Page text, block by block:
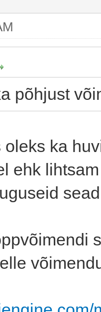
põhjust
oleks ka
ehk